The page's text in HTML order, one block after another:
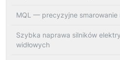
MQL — precyzyjne smarowanie
Szybka naprawa silników
widłowych